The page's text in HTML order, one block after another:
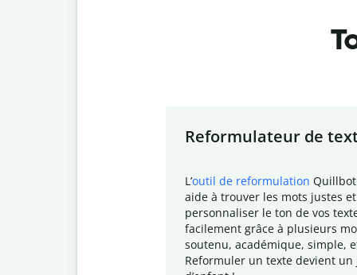
Reformulateur de
L ’outil de reformulation
aide à trouver les mots justes
personnaliser le ton de vos
facilement grâce à plusieurs
soutenu, académique, simple,
Reformuler un texte devient un